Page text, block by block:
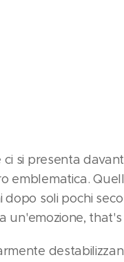
si presenta
emblematica.
soli pochi
un'emozione, that's